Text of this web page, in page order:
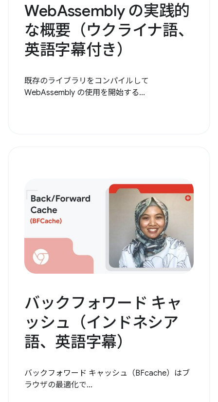
WebAssembly の実践的
な概要（ウクライナ語、
英語字幕付き）
既存のライブラリをコンパイルして
WebAssembly の使用を開始する...
バックフォワード キャ
ッシュ（インドネシア
語、英語字幕）
バックフォワード キャッシュ（BFcache）はブ
ラウザの最適化で...